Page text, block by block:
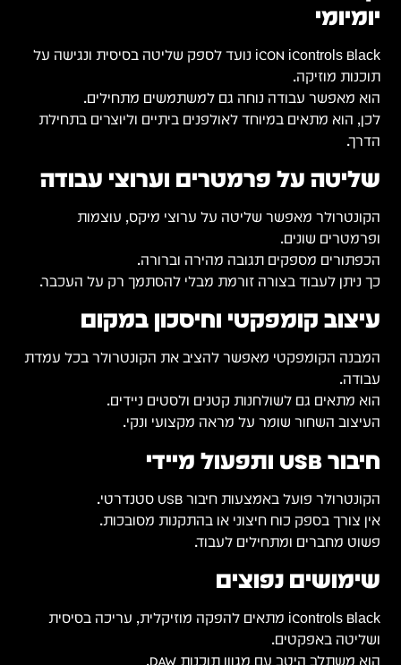
יומיומי
iCON iControls Black נועד לספק שליטה בסיסית ונגישה על
תוכנות מוזיקה.
הוא מאפשר עבודה נוחה גם למשתמשים מתחילים.
לכן, הוא מתאים במיוחד לאולפנים ביתיים וליוצרים בתחילת
הדרך.
שליטה על פרמטרים וערוצי עבודה
הקונטרולר מאפשר שליטה על ערוצי מיקס, עוצמות
ופרמטרים שונים.
הכפתורים מספקים תגובה מהירה וברורה.
כך ניתן לעבוד בצורה זורמת מבלי להסתמך רק על העכבר.
עיצוב קומפקטי וחיסכון במקום
המבנה הקומפקטי מאפשר להציב את הקונטרולר בכל עמדת
עבודה.
הוא מתאים גם לשולחנות קטנים ולסטים ניידים.
העיצוב השחור שומר על מראה מקצועי ונקי.
חיבור USB ותפעול מיידי
הקונטרולר פועל באמצעות חיבור USB סטנדרטי.
אין צורך בספק כוח חיצוני או בהתקנות מסובכות.
פשוט מחברים ומתחילים לעבוד.
שימושים נפוצים
iControls Black מתאים להפקה מוזיקלית, עריכה בסיסית
ושליטה באפקטים.
הוא משתלב היטב עם מגוון תוכנות DAW.